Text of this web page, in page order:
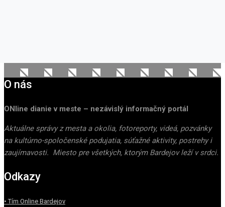
O nás
ONline dianie v meste – nezávislý informačný portál
Aktuálne správy z mesta a okolia, fotoreporty, videá, pozvánky
na kultúrno-spoločenské podujatia, súťažné aktivity, postrehy i
zaujímavosti. Miesto pre všetkých, ktorým Bardejov leží v srdci.
Odkazy
• Tím Online Bardejov